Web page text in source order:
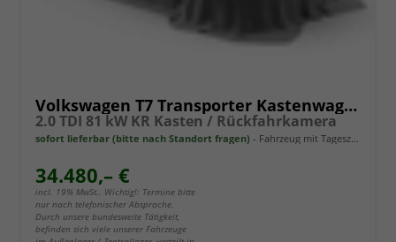
Volkswagen T7 Transporter Kastenwagen
2.0 TDI 81 kW KR Kasten / Rückfahrkamera
sofort lieferbar (bitte nach Standort fragen) Fahrzeug mit Tageszulassung
34.480,– €
incl. 19% MwSt.. Wichtig!: Termine bitte
nur nach telefonischer Absprache.
Durch unsere bundesweite Tätigkeit,
befinden sich viele unserer Fahrzeuge